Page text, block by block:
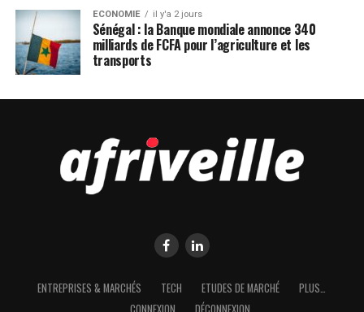
ECONOMIE il y'a 2 jours
Sénégal : la Banque mondiale annonce 340
milliards de FCFA pour l’agriculture et les
transports
ENTREPRISES & MARCHÉS TECH ETUDES DE MARCHÉ
PLUS…